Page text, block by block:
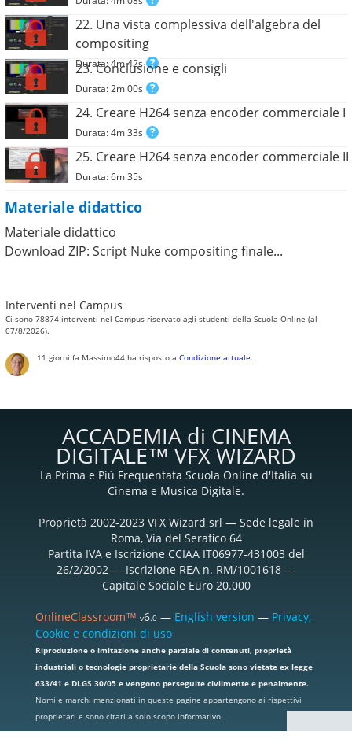
22. Una vista complessiva dell'algebra del
compositing
Durata: 4m 42s
23. Conclusione e consigli
Durata: 2m 00s
24. Creare H264 senza encoder commerciale I
Durata: 4m 33s
25. Creare H264 senza encoder commerciale II
Durata: 6m 35s
Materiale didattico
Materiale didattico
Download ZIP: Script Nuke compositing finale...
Interventi nel Campus
Ci sono 78874 interventi nel Campus riservato agli studenti della Scuola Online (al
07/8/2026).
11 giorni fa Massimo44ha risposto a Condizione attuale.
ACCADEMIA di CINEMA
DIGITALE™ VFX WIZARD
La Prima e Più Frequentata Scuola Online d'Italia su
Cinema e Musica Digitale.
Proprietà 2002-2023 VFX Wizard srl — Sede legale in
Roma, Via del Serafico 64
Partita IVA e Iscrizione CCIAA IT06977-431003 del
26/2/2002 — Iscrizione REA n. RM/1001618 —
Capitale Sociale Euro 20.000
OnlineClassroom™ v6.0— English version — Privacy,
Cookie e condizioni di uso
Riproduzione o imitazione anche parziale di contenuti, proprietà
industriali o tecnologie proprietarie della Scuola sono vietate ex legge
633/41 e DLGS 30/05 e vengono perseguite civilmente e penalmente.
Nomi e marchi menzionati in queste pagine appartengono ai rispettivi
proprietari e sono citati a solo scopo informativo.